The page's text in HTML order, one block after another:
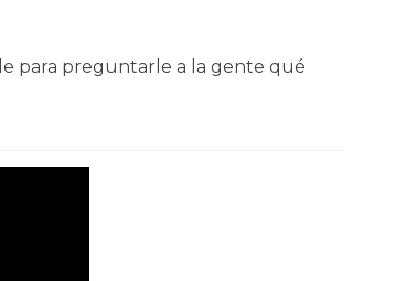
para preguntarle a la gente qué